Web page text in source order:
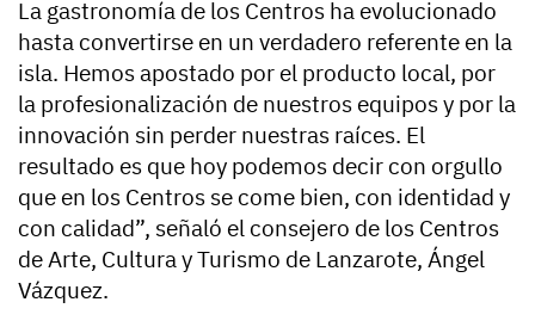
La gastronomía de los Centros ha evolucionado
hasta convertirse en un verdadero referente en la
isla. Hemos apostado por el producto local, por
la profesionalización de nuestros equipos y por la
innovación sin perder nuestras raíces. El
resultado es que hoy podemos decir con orgullo
que en los Centros se come bien, con identidad y
con calidad”, señaló el consejero de los Centros
de Arte, Cultura y Turismo de Lanzarote, Ángel
Vázquez.